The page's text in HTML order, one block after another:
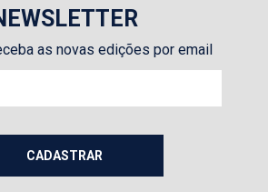
as novas edições por email